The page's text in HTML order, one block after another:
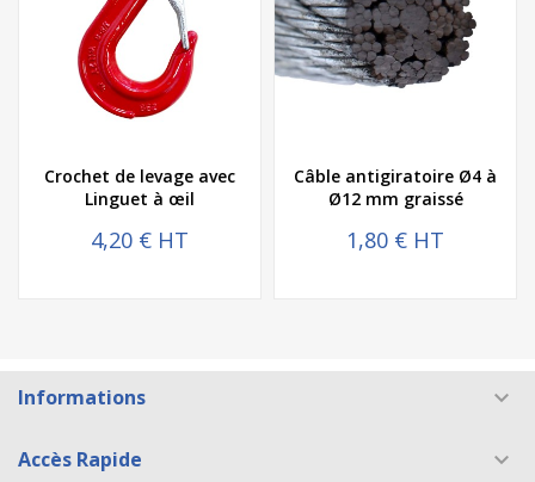
Crochet de levage avec
Linguet à œil
4,20 € HT
Câble antigiratoire Ø4 à
Ø12 mm graissé
1,80 € HT
Informations 
Accès Rapide 